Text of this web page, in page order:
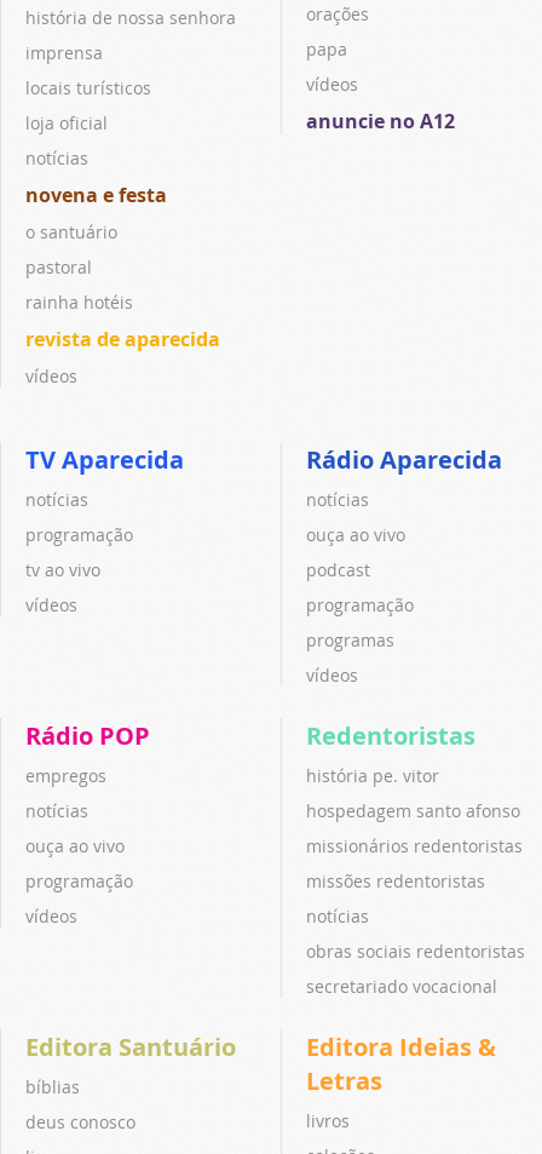
história de nossa senhora
imprensa
locais turísticos
loja oficial
notícias
novena e festa
o santuário
pastoral
rainha hotéis
revista de aparecida
vídeos
orações
papa
vídeos
anuncie no A12
TV Aparecida
notícias
programação
tv ao vivo
vídeos
Rádio Aparecida
notícias
ouça ao vivo
podcast
programação
programas
vídeos
Rádio POP
empregos
notícias
ouça ao vivo
programação
vídeos
Redentoristas
história pe. vitor
hospedagem santo afonso
missionários redentoristas
missões redentoristas
notícias
obras sociais redentoristas
secretariado vocacional
Editora Santuário
bíblias
deus conosco
Editora Ideias &
Letras
livros